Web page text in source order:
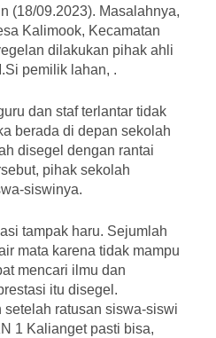
(18/09.2023). Masalahnya,
Kalimook, Kecamatan
dilakukan pihak ahli
pemilik lahan, .
dan staf terlantar tidak
berada di depan sekolah
disegel dengan rantai
pihak sekolah
siswinya.
tampak haru. Sejumlah
mata karena tidak mampu
mencari ilmu dan
itu disegel.
ratusan siswa-siswi
1 Kalianget pasti bisa,